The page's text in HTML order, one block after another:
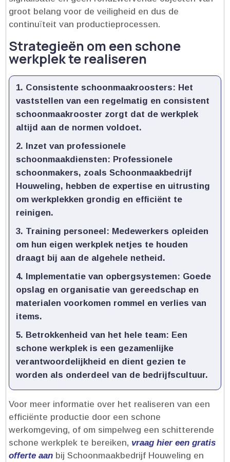
groot belang voor de veiligheid en dus de
continuïteit van productieprocessen.​
Strategieën om een schone
werkplek te realiseren
Consistente schoonmaakroosters: Het
vaststellen van een regelmatig en consistent
schoonmaakrooster zorgt dat de werkplek
altijd aan de normen voldoet.​
Inzet van professionele
schoonmaakdiensten: Professionele
schoonmakers, zoals Schoonmaakbedrijf
Houweling, hebben de expertise en uitrusting
om werkplekken grondig en efficiënt te
reinigen.​
Training personeel: Medewerkers opleiden
om hun eigen werkplek netjes te houden
draagt bij aan de algehele netheid.​
Implementatie van opbergsystemen: Goede
opslag en organisatie van gereedschap en
materialen voorkomen rommel en verlies van
items.​
Betrokkenheid van het hele team: Een
schone werkplek is een gezamenlijke
verantwoordelijkheid en dient gezien te
worden als onderdeel van de bedrijfscultuur.​
Voor meer informatie over het realiseren van een
efficiënte productie door een schone
werkomgeving, of om simpelweg een schitterende
schone werkplek te bereiken, vraag hier een gratis
offerte aan bij Schoonmaakbedrijf Houweling en